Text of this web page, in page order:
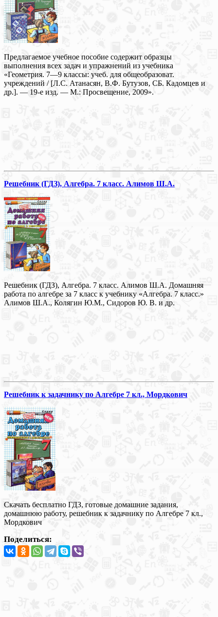
Предлагаемое учебное пособие содержит образцы
выполнения всех задач и упражнений из учебника
«Геометрия. 7—9 классы: учеб. для общеобразоват.
учреждений / [Л.С. Атанасян, В.Ф. Бутузов, СБ. Кадомцев и
др.]. — 19-е изд. — М.: Просвещение, 2009».
Решебник (ГДЗ), Алгебра. 7 класс. Алимов Ш.А.
Решебник (ГДЗ), Алгебра. 7 класс. Алимов Ш.А. Домашняя
работа по алгебре за 7 класс к учебнику «Алгебра. 7 класс.»
Алимов Ш.А., Колягин Ю.М., Сидоров Ю. В. и др.
Решебник к задачнику по Алгебре 7 кл., Мордкович
Скачать бесплатно ГДЗ, готовые домашние задания,
домашнюю работу, решебник к задачнику по Алгебре 7 кл.,
Мордкович
Поделиться: